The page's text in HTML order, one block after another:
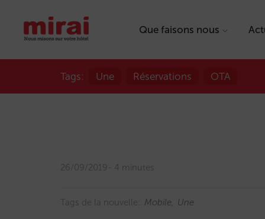
Que faisons nous
Tags: Une Réservations OTA
26/09/2019 4 minutes
Tags de la nouvelle: Mobile Une